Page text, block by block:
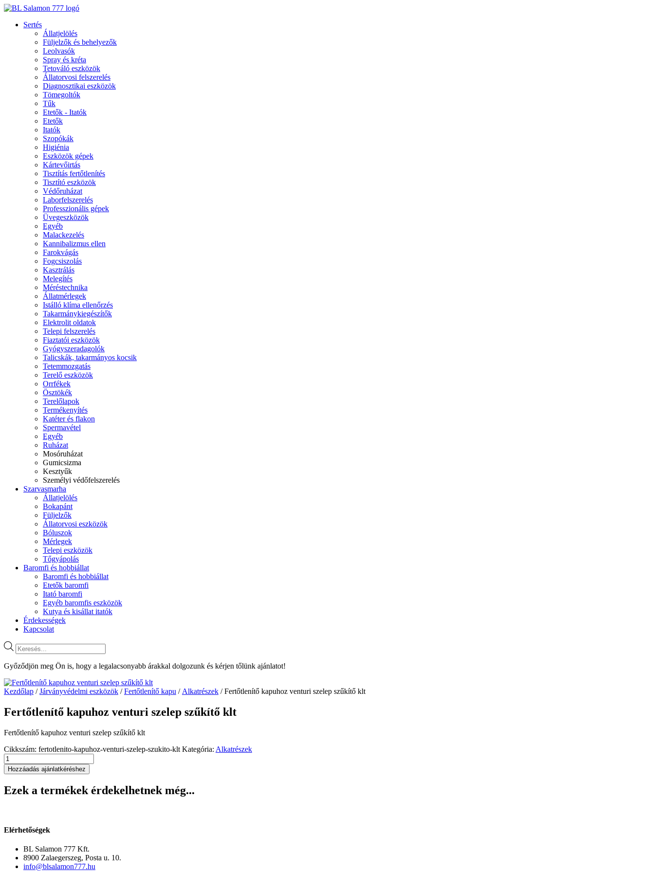
Ugrás
tartalomhoz
Sertés
Állatjelölés
Füljelzők és behelyezők
Leolvasók
Spray és kréta
Tetováló eszközök
Állatorvosi felszerelés
Diagnosztikai eszközök
Tömegoltók
Tűk
Etetők - Itatók
Etetők
Itatók
Szopókák
Higiénia
Eszközök gépek
Kártevőirtás
Tisztítás fertőtlenítés
Tisztító eszközök
Védőruházat
Laborfelszerelés
Professzionális gépek
Üvegeszközök
Egyéb
Malackezelés
Kannibalizmus ellen
Farokvágás
Fogcsiszolás
Kasztrálás
Melegítés
Méréstechnika
Állatmérlegek
Istálló klíma ellenőrzés
Takarmánykiegészítők
Elektrolit oldatok
Telepi felszerelés
Fiaztatói eszközök
Gyógyszeradagolók
Talicskák, takarmányos kocsik
Tetemmozgatás
Terelő eszközök
Orrfékek
Ösztökék
Terelőlapok
Termékenyítés
Katéter és flakon
Spermavétel
Egyéb
Ruházat
Mosóruházat
Gumicsizma
Kesztyűk
Személyi védőfelszerelés
Szarvasmarha
Állatjelölés
Bokapánt
Füljelzők
Állatorvosi eszközök
Bóluszok
Mérlegek
Telepi eszközök
Tőgyápolás
Baromfi és hobbiállat
Baromfi és hobbiállat
Etetők baromfi
Itató baromfi
Egyéb baromfis eszközök
Kutya és kisállat itatók
Érdekességek
Kapcsolat
Products
search
Győződjön meg Ön is, hogy a legalacsonyabb árakkal dolgozunk és kérjen tőlünk ajánlatot!
Kezdőlap /Járványvédelmi eszközök /Fertőtlenítő kapu / Alkatrészek / Fertőtlenítő kapuhoz venturi szelep szűkítő klt
Fertőtlenítő kapuhoz venturi szelep szűkítő klt
Fertőtlenítő kapuhoz venturi szelep szűkítő klt
Cikkszám: fertotlenito-kapuhoz-venturi-szelep-szukito-klt Kategória: Alkatrészek
Fertőtlenítő
kapuhoz
venturi
szűkítő
Hozzáadás ajánlatkéréshez
Ezek a termékek érdekelhetnek még...
Elérhetőségek
BL Salamon 777 Kft.
8900 Zalaegerszeg, Posta u. 10.
info@blsalamon777.hu